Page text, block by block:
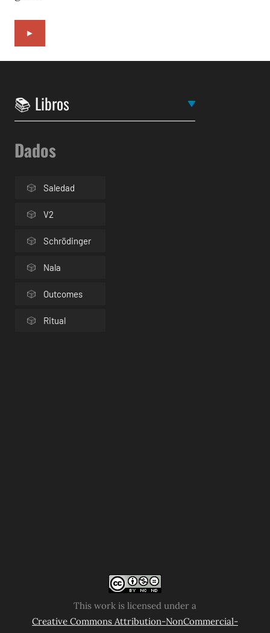
►
Dados
Saledad
V2
Schrödinger
Nala
Outcomes
Ritual
This work is licensed under a
Creative Commons Attribution-NonCommercial-